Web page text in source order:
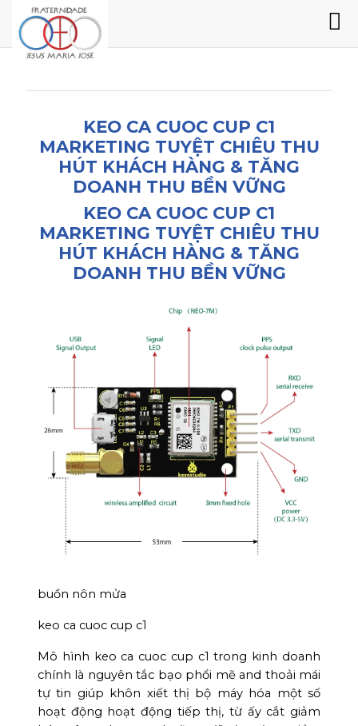
KEO CA CUOC CUP C1
MARKETING TUYỆT CHIÊU THU
HÚT KHÁCH HÀNG & TĂNG
DOANH THU BỀN VỮNG
KEO CA CUOC CUP C1
MARKETING TUYỆT CHIÊU THU
HÚT KHÁCH HÀNG & TĂNG
DOANH THU BỀN VỮNG
buồn nôn mửa
keo ca cuoc cup c1
Mô hình keo ca cuoc cup c1 trong kinh doanh
chính là nguyên tắc bạo phổi mẽ and thoải mái
tự tin giúp khôn xiết thị bộ máy hóa một số
hoạt động hoạt động tiếp thị, từ ấy cắt giảm